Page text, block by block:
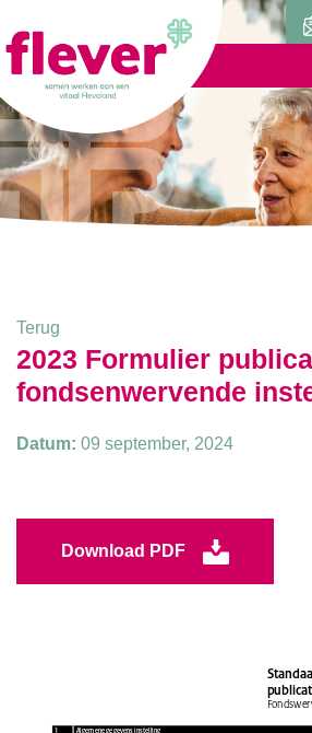
Terug
2023 Formulier
fondsenwervende
Datum: 09 september, 2024
Download PDF